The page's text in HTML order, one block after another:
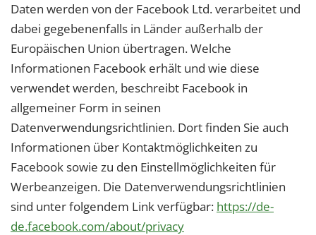
Daten werden von der Facebook Ltd. verarbeitet und
dabei gegebenenfalls in Länder außerhalb der
Europäischen Union übertragen. Welche
Informationen Facebook erhält und wie diese
verwendet werden, beschreibt Facebook in
allgemeiner Form in seinen
Datenverwendungsrichtlinien. Dort finden Sie auch
Informationen über Kontaktmöglichkeiten zu
Facebook sowie zu den Einstellmöglichkeiten für
Werbeanzeigen. Die Datenverwendungsrichtlinien
sind unter folgendem Link verfügbar: https://de-
de.facebook.com/about/privacy